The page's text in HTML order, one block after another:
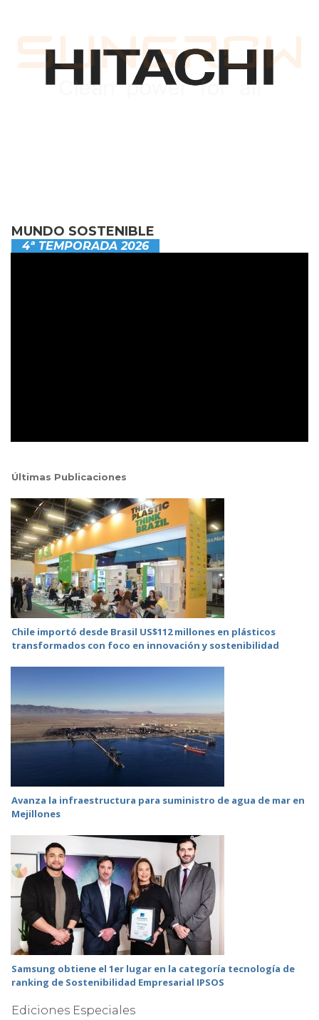
MUNDO SOSTENIBLE
4ª TEMPORADA 2026
Últimas Publicaciones
Chile importó desde Brasil US$112 millones en plásticos
transformados con foco en innovación y sostenibilidad
Avanza la infraestructura para suministro de agua de mar en
Mejillones
Samsung obtiene el 1er lugar en la categoría tecnología de
ranking de Sostenibilidad Empresarial IPSOS
Ediciones Especiales